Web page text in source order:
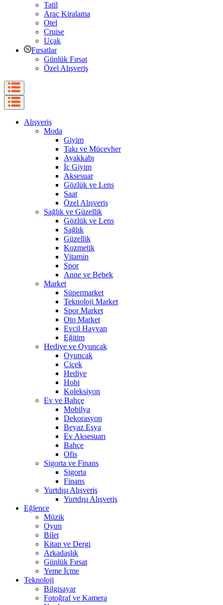
Tatil
Araç Kiralama
Otel
Cruise
Uçak
Fırsatlar
Günlük Fırsat
Özel Alışveriş
Alışveriş
Moda
Giyim
Takı ve Mücevher
Ayakkabı
İç Giyim
Aksesuar
Gözlük ve Lens
Saat
Özel Alışveriş
Sağlık ve Güzellik
Gözlük ve Lens
Sağlık
Güzellik
Kozmetik
Vitamin
Spor
Anne ve Bebek
Market
Süpermarket
Teknoloji Market
Spor Market
Oto Market
Evcil Hayvan
Eğitim
Hediye ve Oyuncak
Oyuncak
Çiçek
Hediye
Hobi
Koleksiyon
Ev ve Bahçe
Mobilya
Dekorasyon
Beyaz Eşya
Ev Aksesuarı
Bahçe
Ofis
Sigorta ve Finans
Sigorta
Finans
Yurtdışı Alışveriş
Yurtdışı Alışveriş
Eğlence
Müzik
Oyun
Bilet
Kitap ve Dergi
Arkadaşlık
Günlük Fırsat
Yeme İçme
Teknoloji
Bilgisayar
Fotoğraf ve Kamera